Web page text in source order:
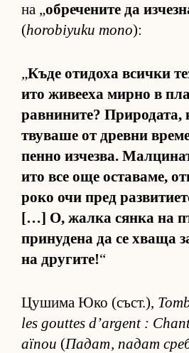
на „об­ре­че­ните да
(horobiyuku mono):
„Къде оти­доха всички
ито жи­ве­еха мирно в
рав­ни­ни­те? При­ро­да­та,
т­ву­ваше от древни
пенно из­чез­ва.
ито все още ос­та­ва­ме,
роко очи пред
[…] О, жалка сянка на
при­ну­дена да се хваща
на дру­ги­те!“
Цу­шима Юко (съст­.),
les gouttes d’argent :
aïnou (Па­дат, па­дат